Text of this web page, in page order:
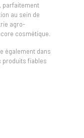
parfaitement
au sein de
agro-
cosmétique.
également dans
produits fiables